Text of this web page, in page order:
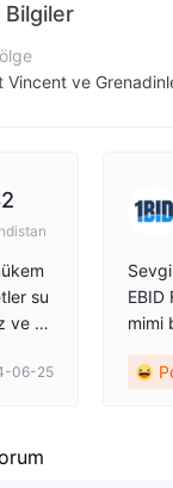
Bilgiler
Vincent ve
LLC
su
ve ka
06-25
EBID
mimi